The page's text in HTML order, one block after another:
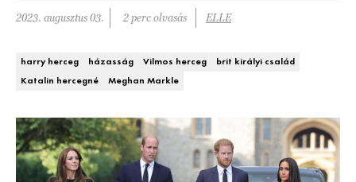
PÁRKAPCSOLAT
DECOR
Trendek
Szobák
SZTÁRHÍREK
BUSINESS
2023. augusztus 03. 2 perc olvasás ELLE
harry herceg házasság Vilmos herceg
brit királyi család
Katalin hercegné
Meghan Markle